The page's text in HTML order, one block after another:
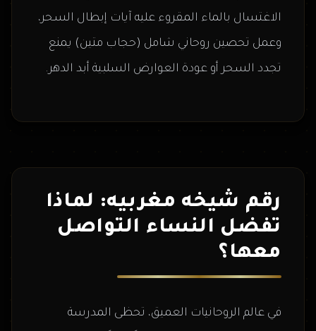
الاغتسال بالماء المقروء عليه آيات إبطال السحر،
وعمل تحصين روحاني شامل (حجاب متين) يمنع
تجدد السحر أو عودة العوارض السلبية أبد الدهر.
رقم شيخه مغربيه: لماذا
تفضل النساء التواصل
معها؟
في عالم الروحانيات العميق، تحظى المدرسة